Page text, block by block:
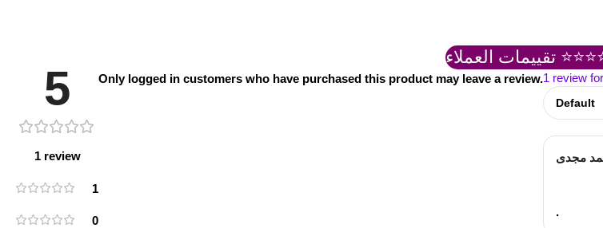
⭐⭐⭐⭐⭐
5
1 review
1
0
1 review for
مجدى
.
Only logged in customers who have purchased this product may leave a review.